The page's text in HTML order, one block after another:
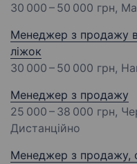
30 000 – 50 000 грн,
Менеджер з продажу
ліжок
30 000 – 50 000 грн,
Менеджер з продажу
25 000 – 38 000 грн,
Дистанційно
Менеджер з продажу,